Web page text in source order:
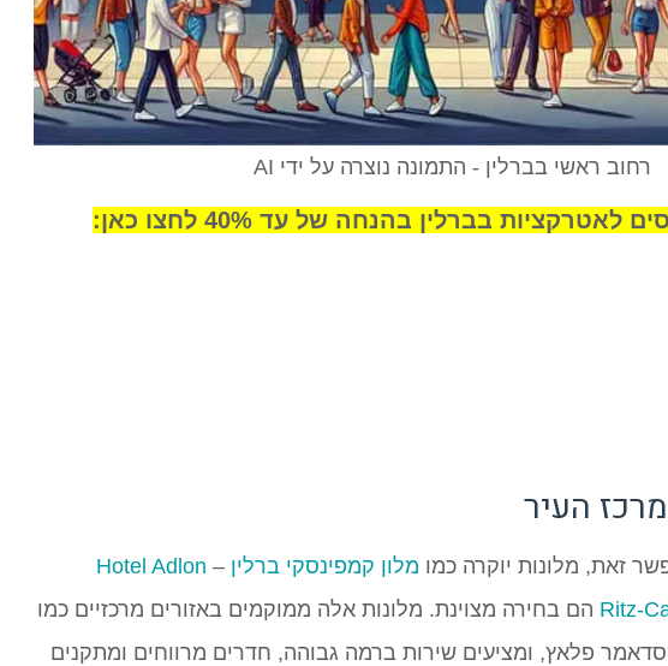
רחוב ראשי בברלין - התמונה נוצרה על ידי AI
בברלין בהנחה של עד 40% לחצו כאן:
העיר
זאת, מלונות יוקרה כמו מלון קמפינסקי ברלין –
Hotel Adlon
Ritz- הם בחירה מצוינת. מלונות אלה ממוקמים באזורים מרכזיים כמו
פלאץ, ומציעים שירות ברמה גבוהה, חדרים מרווחים ומתקנים